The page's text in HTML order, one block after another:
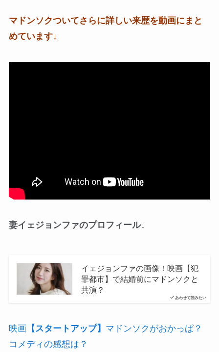
マドンソクついてさらに詳しい来歴を動画にまと
めています↓
妻イェジョンファのプロフィール↓
あわせて読みたい
イェジョンファの画像！映画【犯
罪都市】で結婚前にマドンソクと
共演？
映画【スタートアップ】 マドンソクがおかっぱ？
コメディの感想は？